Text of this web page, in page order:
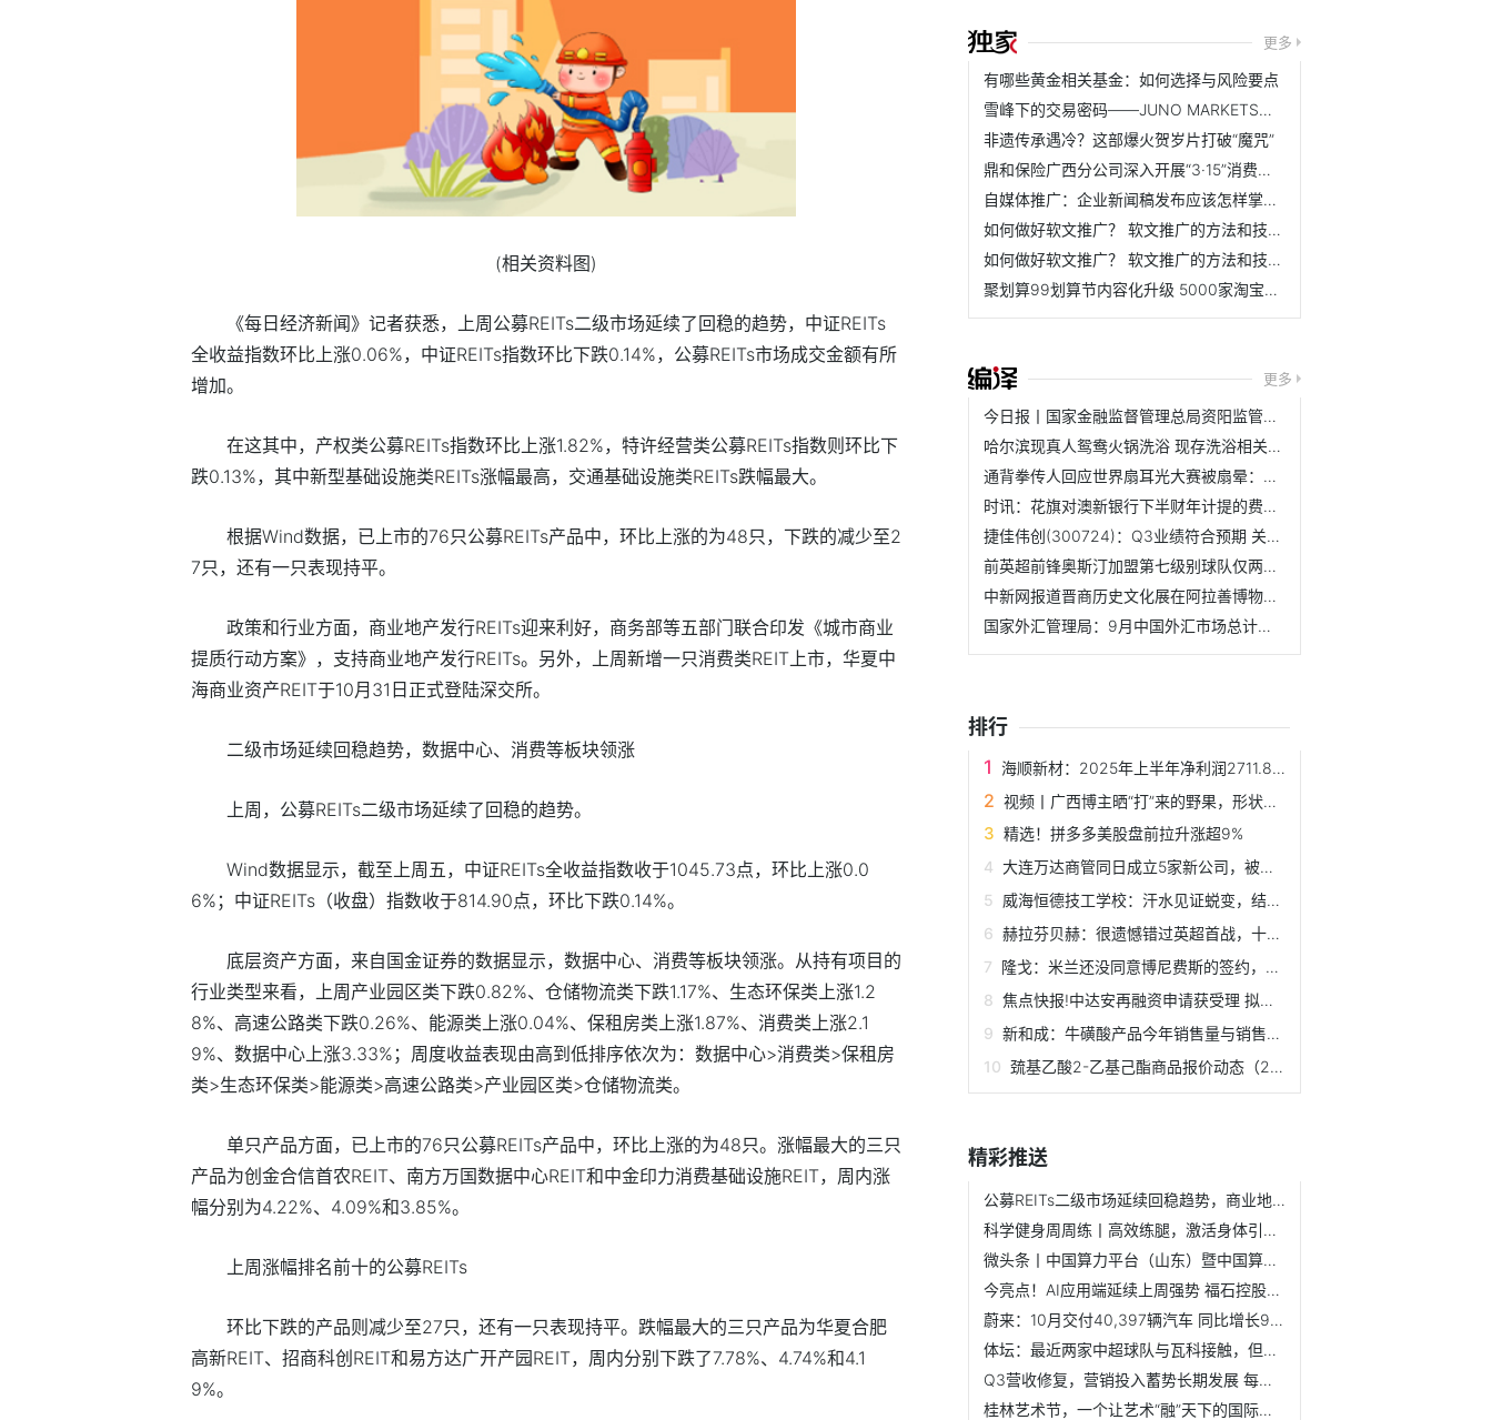
(相关资料图)
《每日经济新闻》记者获悉，上周公募REITs二级市场延续了回稳的趋势，中证REITs
全收益指数环比上涨0.06%，中证REITs指数环比下跌0.14%，公募REITs市场成交金额有所
增加。
在这其中，产权类公募REITs指数环比上涨1.82%，特许经营类公募REITs指数则环比下
跌0.13%，其中新型基础设施类REITs涨幅最高，交通基础设施类REITs跌幅最大。
根据Wind数据，已上市的76只公募REITs产品中，环比上涨的为48只，下跌的减少至2
7只，还有一只表现持平。
政策和行业方面，商业地产发行REITs迎来利好，商务部等五部门联合印发《城市商业
提质行动方案》，支持商业地产发行REITs。另外，上周新增一只消费类REIT上市，华夏中
海商业资产REIT于10月31日正式登陆深交所。
二级市场延续回稳趋势，数据中心、消费等板块领涨
上周，公募REITs二级市场延续了回稳的趋势。
Wind数据显示，截至上周五，中证REITs全收益指数收于1045.73点，环比上涨0.0
6%；中证REITs（收盘）指数收于814.90点，环比下跌0.14%。
底层资产方面，来自国金证券的数据显示，数据中心、消费等板块领涨。从持有项目的
行业类型来看，上周产业园区类下跌0.82%、仓储物流类下跌1.17%、生态环保类上涨1.2
8%、高速公路类下跌0.26%、能源类上涨0.04%、保租房类上涨1.87%、消费类上涨2.1
9%、数据中心上涨3.33%；周度收益表现由高到低排序依次为：数据中心>消费类>保租房
类>生态环保类>能源类>高速公路类>产业园区类>仓储物流类。
单只产品方面，已上市的76只公募REITs产品中，环比上涨的为48只。涨幅最大的三只
产品为创金合信首农REIT、南方万国数据中心REIT和中金印力消费基础设施REIT，周内涨
幅分别为4.22%、4.09%和3.85%。
上周涨幅排名前十的公募REITs
环比下跌的产品则减少至27只，还有一只表现持平。跌幅最大的三只产品为华夏合肥
高新REIT、招商科创REIT和易方达广开产园REIT，周内分别下跌了7.78%、4.74%和4.1
9%。
更多
有哪些黄金相关基金：如何选择与风险要点
雪峰下的交易密码——JUNO MARKETS技术峰会乌鲁木齐站圆满结束
非遗传承遇冷？这部爆火贺岁片打破“魔咒”
鼎和保险广西分公司深入开展“3·15”消费者权益保护教育宣传...
自媒体推广：企业新闻稿发布应该怎样掌握节奏？ 怎么规划效...
如何做好软文推广？ 软文推广的方法和技巧是什么？
如何做好软文推广？ 软文推广的方法和技巧是什么？
聚划算99划算节内容化升级 5000家淘宝天猫品牌联动狂欢
更多
今日报丨国家金融监督管理总局资阳监管分局核准马晓丽中国银...
哈尔滨现真人鸳鸯火锅洗浴 现存洗浴相关企业超49万家
通背拳传人回应世界扇耳光大赛被扇晕：没有脑震荡，眼眶缝了5...
时讯：花旗对澳新银行下半财年计提的费用不感意外 对该股评...
捷佳伟创(300724)：Q3业绩符合预期 关注新技术与海外拓展
前英超前锋奥斯汀加盟第七级别球队仅两个月后，就因伤离队
中新网报道晋商历史文化展在阿拉善博物馆举行-每日播报
国家外汇管理局：9月中国外汇市场总计成交26.87万亿元人民币|...
排行
海顺新材：2025年上半年净利润2711.82万元，同比下降53.13% 每日信息
视频丨广西博主晒“打”来的野果，形状圆润 色泽鲜亮 短讯
精选！拼多多美股盘前拉升涨超9%
大连万达商管同日成立5家新公司，被执行总额已达5.97亿
威海恒德技工学校：汗水见证蜕变，结营致敬成长|每日速读
赫拉芬贝赫：很遗憾错过英超首战，十分兴奋现在能回归球队 ...
隆戈：米兰还没同意博尼费斯的签约，或要求在其租借费上打折
焦点快报!中达安再融资申请获受理 拟引进新控股股东厦门建熙
新和成：牛磺酸产品今年销售量与销售额同比均处于上升阶段-新...
巯基乙酸2-乙基己酯商品报价动态（2025-08-23） 快资讯
精彩推送
公募REITs二级市场延续回稳趋势，商业地产发行REITs迎政策利好
科学健身周周练丨高效练腿，激活身体引擎 最资讯
微头条丨中国算力平台（山东）暨中国算谷人工智能公共服务平...
今亮点！AI应用端延续上周强势 福石控股20cm2连板
蔚来：10月交付40,397辆汽车 同比增长92.6%-前沿资讯
体坛：最近两家中超球队与瓦科接触，但尚未谈妥薪资条件 今...
Q3营收修复，营销投入蓄势长期发展 每日消息
桂林艺术节，一个让艺术“融”天下的国际盛会_播报